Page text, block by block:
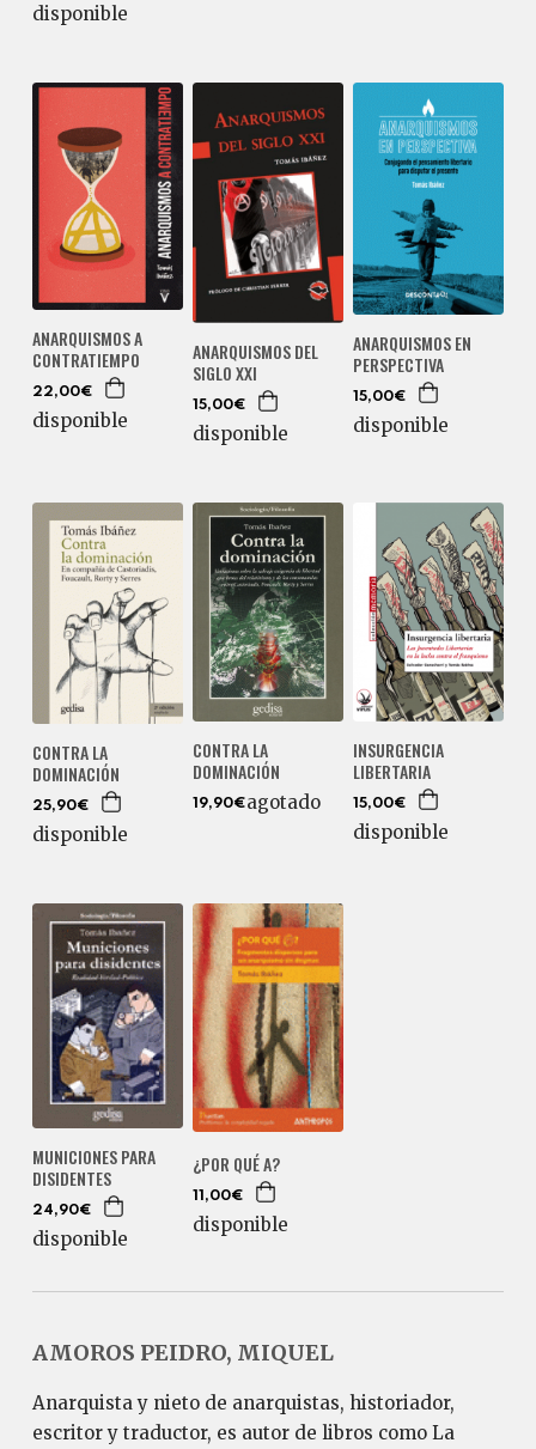
disponible
ANARQUISMOS A
CONTRATIEMPO
22,00€
disponible
ANARQUISMOS DEL
SIGLO XXI
15,00€
disponible
ANARQUISMOS EN
PERSPECTIVA
15,00€
disponible
CONTRA LA
DOMINACIÓN
25,90€
disponible
CONTRA LA
DOMINACIÓN
19,90€agotado
INSURGENCIA
LIBERTARIA
15,00€
disponible
MUNICIONES PARA
DISIDENTES
24,90€
disponible
¿POR QUÉ A?
11,00€
disponible
AMOROS PEIDRO, MIQUEL
Anarquista y nieto de anarquistas, historiador,
escritor y traductor, es autor de libros como La